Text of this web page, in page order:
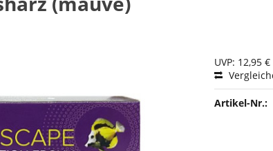
UVP: 12,95 €
Artikel-Nr.: